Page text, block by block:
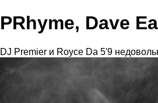
PRhyme, Dave
DJ Premier и Royce Da 5'9